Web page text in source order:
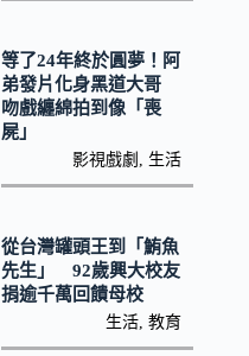
等了24年終於圓夢！阿
弟發片化身黑道大哥
吻戲纏綿拍到像「喪
屍」
影視戲劇 生活
從台灣罐頭王到「鮪魚
先生」 92歲興大校友
捐逾千萬回饋母校
生活 ,教育